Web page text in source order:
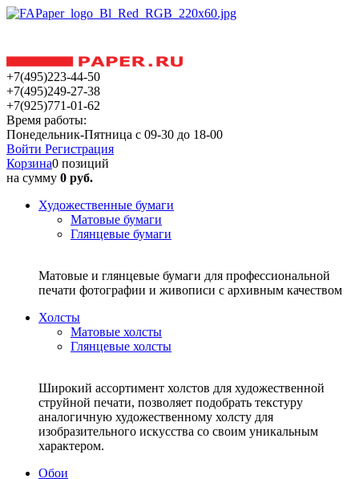
+7(495)223-44-50
+7(495)249-27-38
+7(925)771-01-62
Время работы:
Понедельник-Пятница с 09-30 до 18-00
Войти Регистрация
Корзина0 позиций
на сумму 0 руб.
Художественные бумаги
Матовые бумаги
Глянцевые бумаги
Матовые и глянцевые бумаги для профессиональной
печати фотографии и живописи с архивным качеством
Холсты
Матовые холсты
Глянцевые холсты
Широкий ассортимент холстов для художественной
струйной печати, позволяет подобрать текстуру
аналогичную художественному холсту для
изобразительного искусства со своим уникальным
характером.
Обои